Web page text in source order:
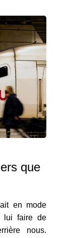
que
en mode
lui faire de
nous.